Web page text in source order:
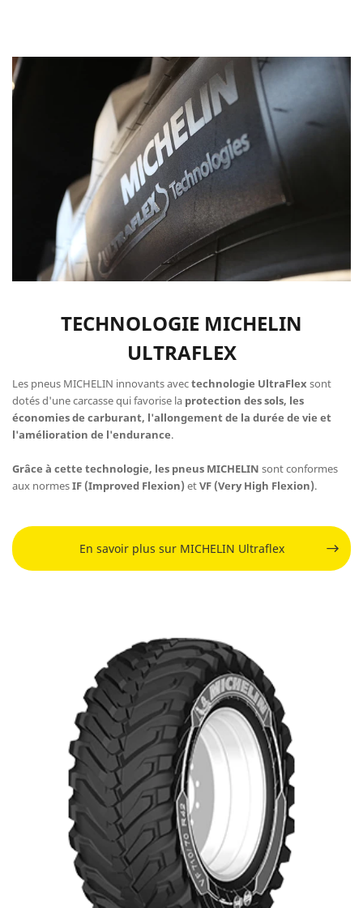
TECHNOLOGIE MICHELIN
ULTRAFLEX
Les pneus MICHELIN innovants avectechnologie UltraFlex sont
dotés d'une carcasse qui favorise la protection des sols, les
économies de carburant, l'allongement de la durée de vie et
l'amélioration de l'endurance.
Grâce à cette technologie, les pneus MICHELIN sont conformes
aux normesIF (Improved Flexion) etVF (Very High Flexion).
En savoir plus sur MICHELIN Ultraflex